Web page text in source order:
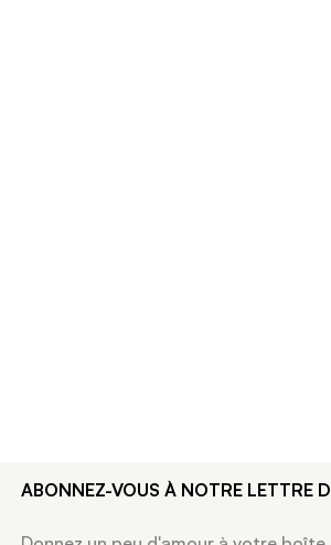
ABONNEZ-VOUS À NOTRE LETTRE